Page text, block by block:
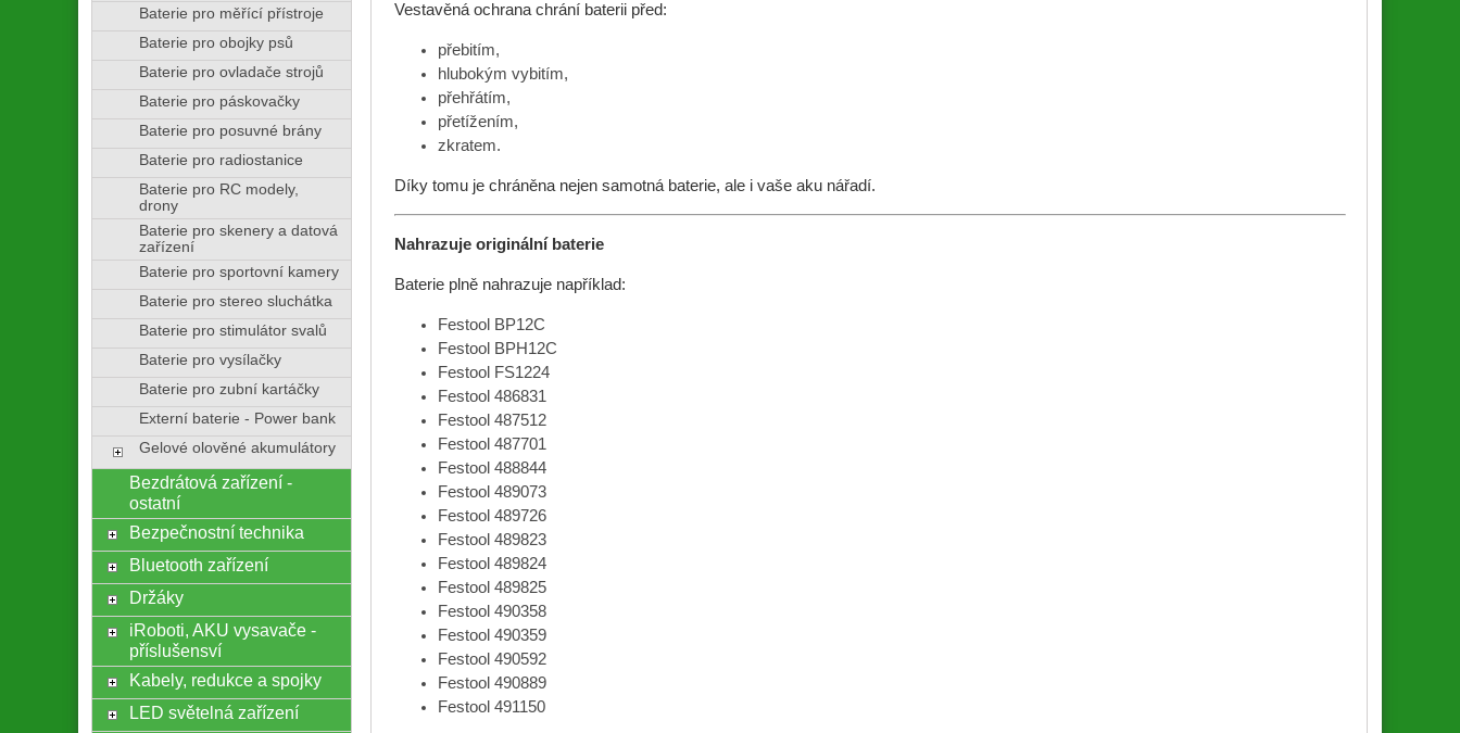
Vestavěná ochrana chrání baterii před:
přebitím,
hlubokým vybitím,
přehřátím,
přetížením,
zkratem.
Díky tomu je chráněna nejen samotná baterie, ale i vaše aku nářadí.
Nahrazuje originální baterie
Baterie plně nahrazuje například:
Festool BP12C
Festool BPH12C
Festool FS1224
Festool 486831
Festool 487512
Festool 487701
Festool 488844
Festool 489073
Festool 489726
Festool 489823
Festool 489824
Festool 489825
Festool 490358
Festool 490359
Festool 490592
Festool 490889
Festool 491150
Baterie pro měřící přístroje
Baterie pro obojky psů
Baterie pro ovladače strojů
Baterie pro páskovačky
Baterie pro posuvné brány
Baterie pro radiostanice
Baterie pro RC modely,
drony
Baterie pro skenery a datová
zařízení
Baterie pro sportovní kamery
Baterie pro stereo sluchátka
Baterie pro stimulátor svalů
Baterie pro vysílačky
Baterie pro zubní kartáčky
Externí baterie - Power bank
Gelové olověné akumulátory
Bezdrátová zařízení -
ostatní
Bezpečnostní technika
Bluetooth zařízení
Držáky
iRoboti, AKU vysavače -
příslušensví
Kabely, redukce a spojky
LED světelná zařízení